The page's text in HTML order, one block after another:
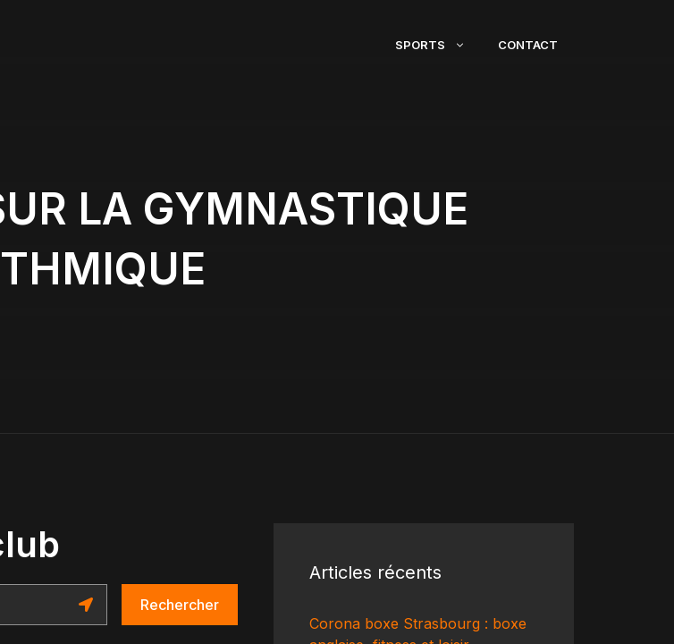
SPORTS CONTACT
LA GYMNASTIQUE
Rechercher
Articles récents
Corona boxe Strasbourg : boxe